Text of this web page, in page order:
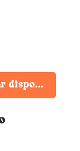
disponible